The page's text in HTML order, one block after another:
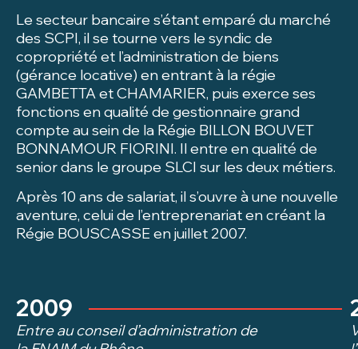
Le secteur bancaire s’étant emparé du marché
des SCPI, il se tourne vers le syndic de
copropriété et l’administration de biens
(gérance locative) en entrant à la régie
GAMBETTA et CHAMARIER, puis exerce ses
fonctions en qualité de gestionnaire grand
compte au sein de la Régie BILLON BOUVET
BONNAMOUR FIORINI. Il entre en qualité de
senior dans le groupe SLCI sur les deux métiers.
Après 10 ans de salariat, il s’ouvre à une nouvelle
aventure, celui de l’entreprenariat en créant la
Régie BOUSCASSE en juillet 2007.
Entre au conseil d’administration de
2009